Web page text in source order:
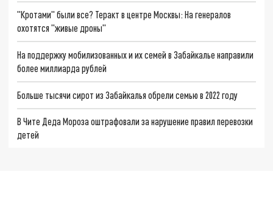
"Кротами" были все? Теракт в центре Москвы: На генералов
охотятся "живые дроны"
На поддержку мобилизованных и их семей в Забайкалье направили
более миллиарда рублей
Больше тысячи сирот из Забайкалья обрели семью в 2022 году
В Чите Деда Мороза оштрафовали за нарушение правил перевозки
детей